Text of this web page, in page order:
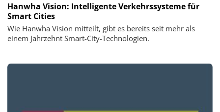
Hanwha Vision: Intelligente Verkehrssysteme für
Smart Cities
Wie Hanwha Vision mitteilt, gibt es bereits seit mehr als
einem Jahrzehnt Smart-City-Technologien.